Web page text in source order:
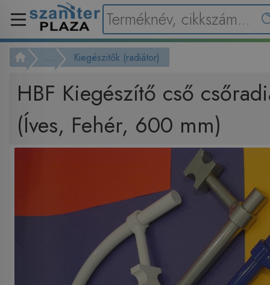
... Kiegészitők (radiátor)
HBF Kiegészítő cső
(Íves, Fehér, 600 mm)